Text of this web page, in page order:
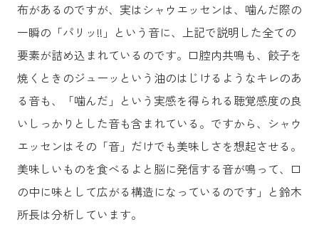
布があるのですが、実はシャウエッセンは、噛んだ際の
一瞬の「パリッ!!」という音に、上記で説明した全ての
要素が詰め込まれているのです。口腔内共鳴も、餃子を
焼くときのジューッという油のはじけるようなキレのあ
る音も、「噛んだ」という実感を得られる聴覚感度の良
いしっかりとした音も含まれている。ですから、シャウ
エッセンはその「音」だけでも美味しさを想起させる。
美味しいものを食べるよと脳に発信する音が鳴って、口
の中に味として広がる構造になっているのです」と鈴木
所長は分析しています。